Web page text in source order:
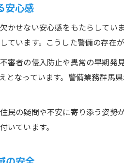
安心感
かせない安心感をもたらして
ています。こうした警備の存在
審者の侵入防止や異常の早期
となっています。警備業務群
民の疑問や不安に寄り添う姿
いています。